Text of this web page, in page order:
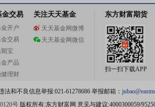
金交易
金开户
金交易
宝
金产品
理财
关注天天基金
天天基金网微博
天天基金网微信
东方财富期货
扫一扫下载APP
和不良信息举报:021-61278686 举报邮箱：
号版权所有:东方财富网 意见与建议:4000300059/